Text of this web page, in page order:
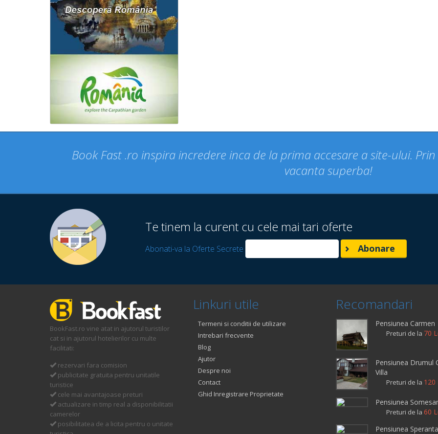
Book Fast .ro inspira incredere inca de la prima accesare a site-ului.
vacanta superba!
Te tinem la curent cu cele mai tari oferte
Abonati-va la Oferte Secrete
BookFast.ro vine atat in ajutorul turistilor
cat si in ajutorul hotelierilor cu multe
facilitati:
rezervari fara comision
publicitate gratuita pentru unitatile
turistice
cele mai avantajoase preturi
actualizare in timp real a disponibilitatii
camerelor
posibilitatea de a licita pentru o unitate
Linkuri utile
Termeni si conditii de utilizare
Intrebari frecvente
Blog
Ajutor
Despre noi
Contact
Ghid Inregistrare Proprietate
Recomandari
Pensiunea Carmen
Preturi de la 70
Pensiunea Drumul
Villa
Preturi de la 120
Pensiunea
Preturi de la 60
Pensiunea Speranta